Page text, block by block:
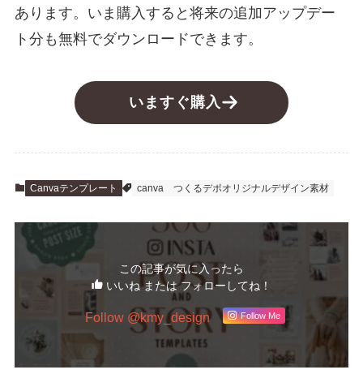
あります。いま購入すると将来の追加アップデー
ト分も無料でダウンロードできます。
いますぐ購入
Canvaテンプレート canva つくるデポオリジナルデザイン素材
この記事が気に入ったら
いいね または フォローしてね！
Follow @kmy_design Follow Me